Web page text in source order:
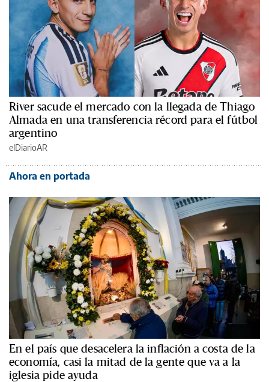
River sacude el mercado con la llegada de Thiago
Almada en una transferencia récord para el fútbol
argentino
elDiarioAR
Ahora en portada
En el país que desacelera la inflación a costa de la
economía, casi la mitad de la gente que va a la
iglesia pide ayuda